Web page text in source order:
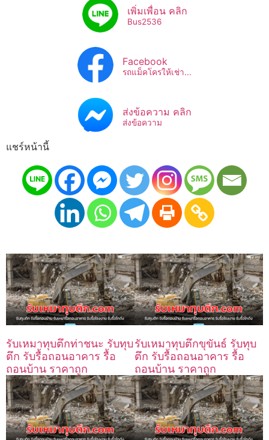
เพิ่มเพื่อน คลิก
Bus2536​
Facebook
รถแม็คโครให้เช่า...
ส่งข้อความ คลิก
ส่งข้อความ
แชร์หน้านี้
รับเหมาทุบตึกท่าชนะ รับทุบ
ตึก รับรื้อถอนอาคาร รื้อ
ถอนบ้าน ราคาถูก
รับเหมาทุบตึกขุขันธ์ รับทุบ
ตึก รับรื้อถอนอาคาร รื้อ
ถอนบ้าน ราคาถูก